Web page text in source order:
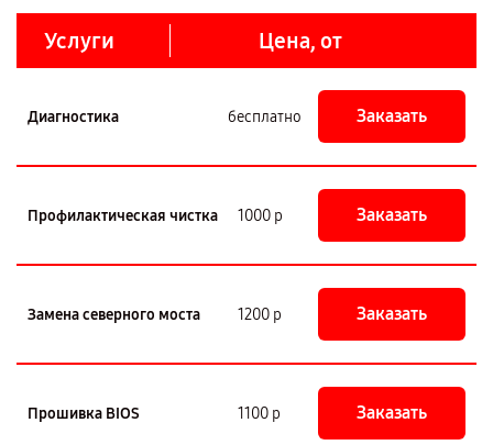
Услуги Цена, от
Диагностика бесплатно Заказать
Профилактическая чистка 1000 р Заказать
Замена северного моста 1200 р Заказать
Прошивка BIOS 1100 р Заказать